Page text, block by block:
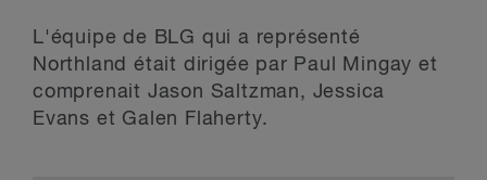
L'équipe de BLG qui a représenté
Northland était dirigée par Paul Mingay et
comprenait Jason Saltzman, Jessica
Evans et Galen Flaherty.